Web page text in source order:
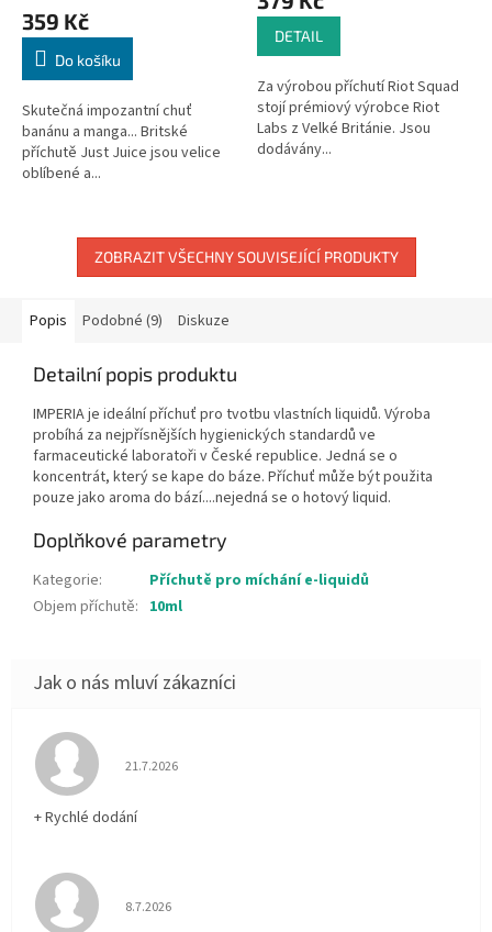
359 Kč
Do košíku
Skutečná impozantní chuť
banánu a manga... Britské
příchutě Just Juice jsou velice
oblíbené a...
DETAIL
Za výrobou příchutí Riot Squad
stojí prémiový výrobce Riot
Labs z Velké Británie. Jsou
dodávány...
ZOBRAZIT VŠECHNY SOUVISEJÍCÍ PRODUKTY
Popis Podobné (9) Diskuze
Detailní popis produktu
IMPERIA je ideální příchuť pro tvotbu vlastních liquidů. Výroba
probíhá za nejpřísnějších hygienických standardů ve
farmaceutické laboratoři v České republice. Jedná se o
koncentrát, který se kape do báze. Příchuť může být použita
pouze jako aroma do bází....nejedná se o hotový liquid.
Doplňkové parametry
Kategorie:
Příchutě pro míchání e-liquidů
Objem příchutě: 10ml
Hodnocení obchodu je 5 z 5 hvězdiček.
21.7.2026
+ Rychlé dodání
Hodnocení obchodu je 5 z 5 hvězdiček.
8.7.2026